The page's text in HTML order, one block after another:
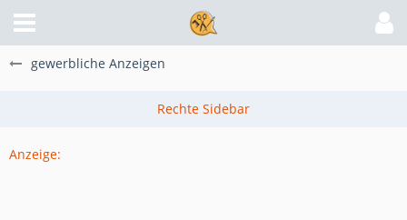
gewerbliche Anzeigen
Anzeige: